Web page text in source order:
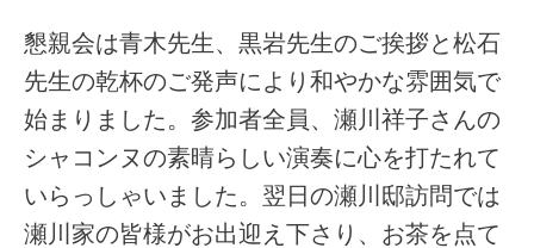
懇親会は青木先生、黒岩先生のご挨拶と松石
先生の乾杯のご発声により和やかな雰囲気で
始まりました。参加者全員、瀬川祥子さんの
シャコンヌの素晴らしい演奏に心を打たれて
いらっしゃいました。翌日の瀬川邸訪問では
瀬川家の皆様がお出迎え下さり、お茶を点て